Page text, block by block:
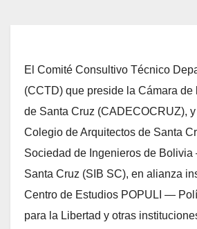
El Comité Consultivo Técnico
(CCTD) que preside la Cámara de
de Santa Cruz (CADECOCRUZ), y
Colegio de Arquitectos de Santa
Sociedad de Ingenieros de Bolivia
Santa Cruz (SIB SC), en alianza
Centro de Estudios POPULI —
para la Libertad y otras